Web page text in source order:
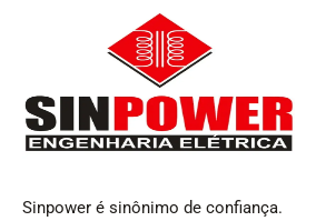
Sinpower é sinônimo de confiança.